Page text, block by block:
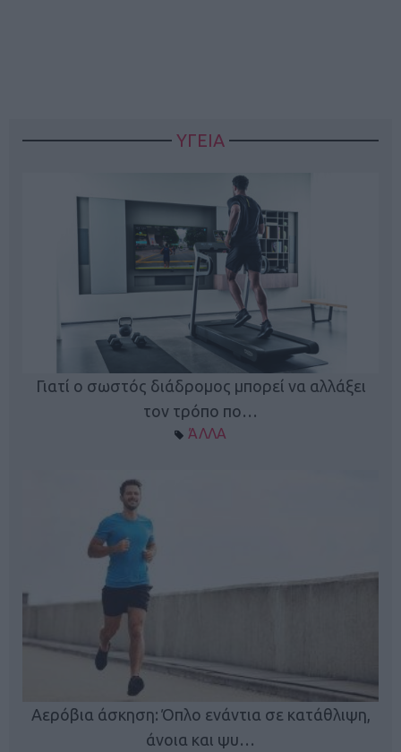
ΥΓΕΙΑ
Γιατί ο σωστός διάδρομος μπορεί να αλλάξει
τον τρόπο πο…
ΆΛΛΑ
Αερόβια άσκηση: Όπλο ενάντια σε κατάθλιψη,
άνοια και ψυ…